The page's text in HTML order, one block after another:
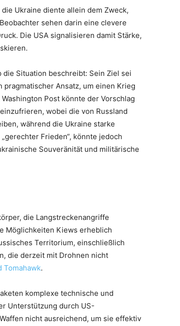
Ukraine diente allein dem Zweck,
sehen darin eine clevere
Die USA signalisieren damit Stärke,
Situation beschreibt: Sein Ziel sei
Ansatz, um einen Krieg
Post könnte der Vorschlag
wobei die von Russland
während die Ukraine starke
Frieden“, könnte jedoch
Souveränität und militärische
die Langstreckenangriffe
Möglichkeiten Kiews erheblich
Territorium, einschließlich
die derzeit mit Drohnen nicht
Tomahawk.
komplexe technische und
Unterstützung durch US-
nicht ausreichend, um sie effektiv